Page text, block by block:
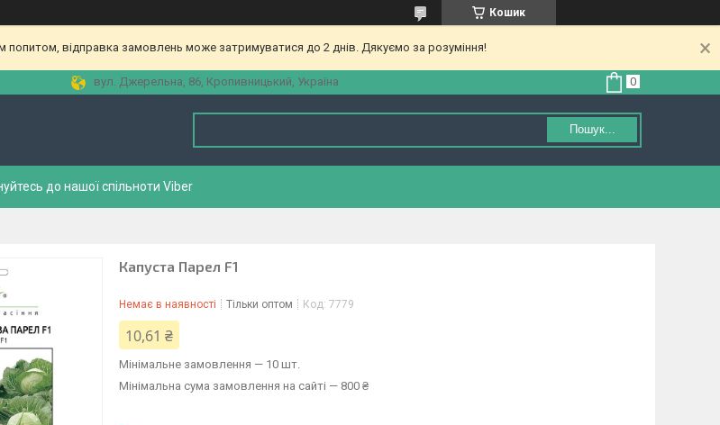
Кошик
попитом, відправка замовлень може затримуватися до 2 днів. Дякуємо за розуміння!
вул. Джерельна, 86, Кропивницький, Україна
Пошук...
до нашої спільноти Viber
Капуста Парел F1
Немає в наявності Тільки оптом Код: 7779
10,61 ₴
Мінімальне замовлення — 10 шт.
Мінімальна сума замовлення на сайті — 800 ₴